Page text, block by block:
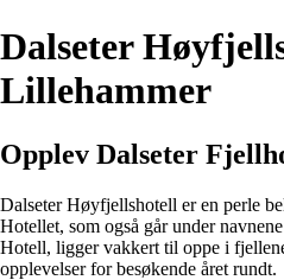
Dalseter
Lillehammer
Opplev Dalseter
Dalseter Høyfjellshotell er en perle
Hotellet, som også går under
Hotell, ligger vakkert til oppe i
opplevelser for besøkende året rundt.